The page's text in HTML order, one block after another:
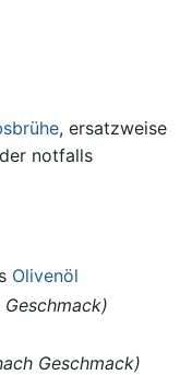
, ersatzweise
notfalls
Olivenöl
Geschmack)
Geschmack)